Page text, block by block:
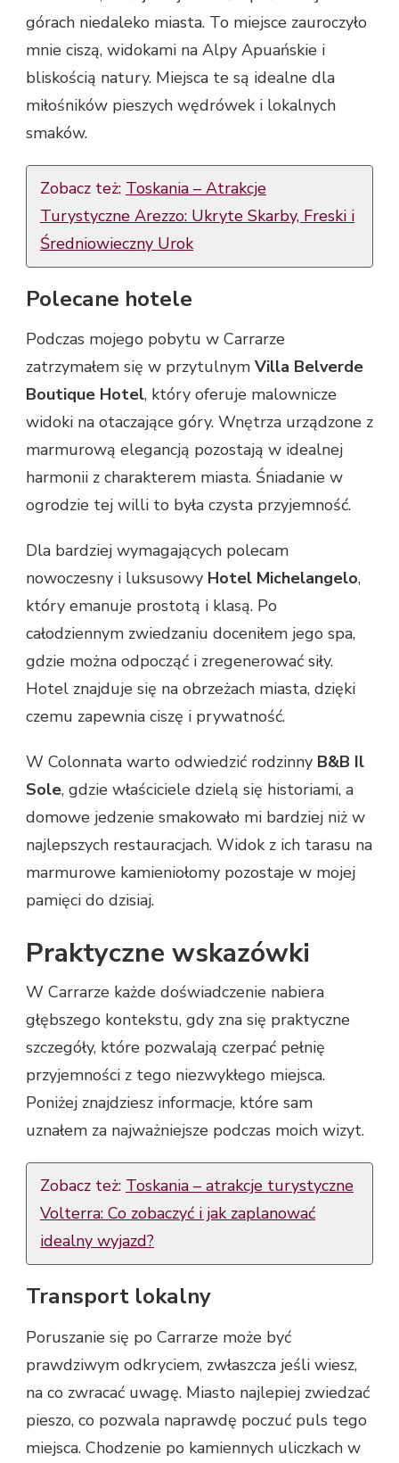
górach niedaleko miasta. To miejsce zauroczyło
mnie ciszą, widokami na Alpy Apuańskie i
bliskością natury. Miejsca te są idealne dla
miłośników pieszych wędrówek i lokalnych
smaków.
Zobacz też: Toskania – Atrakcje
Turystyczne Arezzo: Ukryte Skarby, Freski i
Średniowieczny Urok
Polecane hotele
Podczas mojego pobytu w Carrarze
zatrzymałem się w przytulnym Villa Belverde
Boutique Hotel, który oferuje malownicze
widoki na otaczające góry. Wnętrza urządzone z
marmurową elegancją pozostają w idealnej
harmonii z charakterem miasta. Śniadanie w
ogrodzie tej willi to była czysta przyjemność.
Dla bardziej wymagających polecam
nowoczesny i luksusowy Hotel Michelangelo,
który emanuje prostotą i klasą. Po
całodziennym zwiedzaniu doceniłem jego spa,
gdzie można odpocząć i zregenerować siły.
Hotel znajduje się na obrzeżach miasta, dzięki
czemu zapewnia ciszę i prywatność.
W Colonnata warto odwiedzić rodzinny B&B Il
Sole, gdzie właściciele dzielą się historiami, a
domowe jedzenie smakowało mi bardziej niż w
najlepszych restauracjach. Widok z ich tarasu na
marmurowe kamieniołomy pozostaje w mojej
pamięci do dzisiaj.
Praktyczne wskazówki
W Carrarze każde doświadczenie nabiera
głębszego kontekstu, gdy zna się praktyczne
szczegóły, które pozwalają czerpać pełnię
przyjemności z tego niezwykłego miejsca.
Poniżej znajdziesz informacje, które sam
uznałem za najważniejsze podczas moich wizyt.
Zobacz też: Toskania – atrakcje turystyczne
Volterra: Co zobaczyć i jak zaplanować
idealny wyjazd?
Transport lokalny
Poruszanie się po Carrarze może być
prawdziwym odkryciem, zwłaszcza jeśli wiesz,
na co zwracać uwagę. Miasto najlepiej zwiedzać
pieszo, co pozwala naprawdę poczuć puls tego
miejsca. Chodzenie po kamiennych uliczkach w